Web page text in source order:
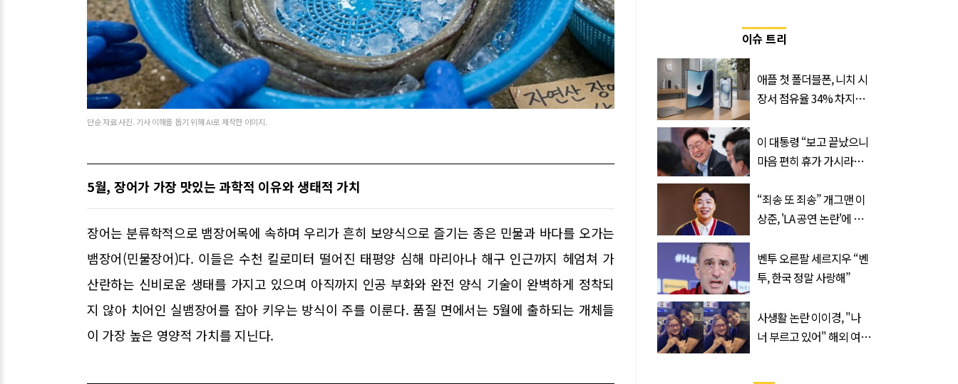
단순 자료 사진. 기사 이해를 돕기 위해 AI로 제작한 이미지.
5월, 장어가 가장 맛있는 과학적 이유와 생태적 가치
장어는 분류학적으로 뱀장어목에 속하며 우리가 흔히 보양식으로 즐기는 종은 민물과 바다를 오가는
뱀장어(민물장어)다. 이들은 수천 킬로미터 떨어진 태평양 심해 마리아나 해구 인근까지 헤엄쳐 가
산란하는 신비로운 생태를 가지고 있으며 아직까지 인공 부화와 완전 양식 기술이 완벽하게 정착되
지 않아 치어인 실뱀장어를 잡아 키우는 방식이 주를 이룬다. 품질 면에서는 5월에 출하되는 개체들
이 가장 높은 영양적 가치를 지닌다.
이슈 트리
애플 첫 폴더블폰, 니치 시
장서 점유율 34% 차지할
이 대통령 “보고 끝났으니
마음 편히 휴가 가시라…
“죄송 또 죄송” 개그맨 이
상준, 'LA 공연 논란'에 고
벤투 오른팔 세르지우 “벤
투, 한국 정말 사랑해”
사생활 논란 이이경, "나
너 부르고 있어" 해외 여배